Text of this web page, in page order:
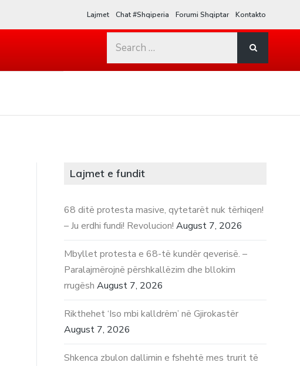
Lajmet Chat #Shqiperia Forumi Shqiptar Kontakto
Search
Lajmet e fundit
68 ditë protesta masive, qytetarët nuk tërhiqen!
– Ju erdhi fundi! Revolucion! August 7, 2026
Mbyllet protesta e 68-të kundër qeverisë. –
Paralajmërojnë përshkallëzim dhe bllokim
rrugësh August 7, 2026
Rikthehet ‘Iso mbi kalldrëm’ në Gjirokastër
August 7, 2026
Shkenca zbulon dallimin e fshehtë mes trurit të